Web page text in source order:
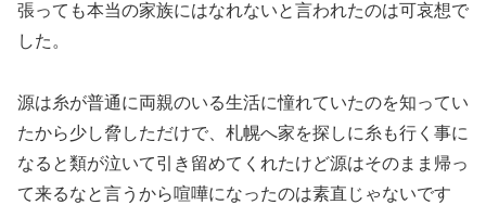
張っても本当の家族にはなれないと言われたのは可哀想で
した。
源は糸が普通に両親のいる生活に憧れていたのを知ってい
たから少し脅しただけで、札幌へ家を探しに糸も行く事に
なると類が泣いて引き留めてくれたけど源はそのまま帰っ
て来るなと言うから喧嘩になったのは素直じゃないです